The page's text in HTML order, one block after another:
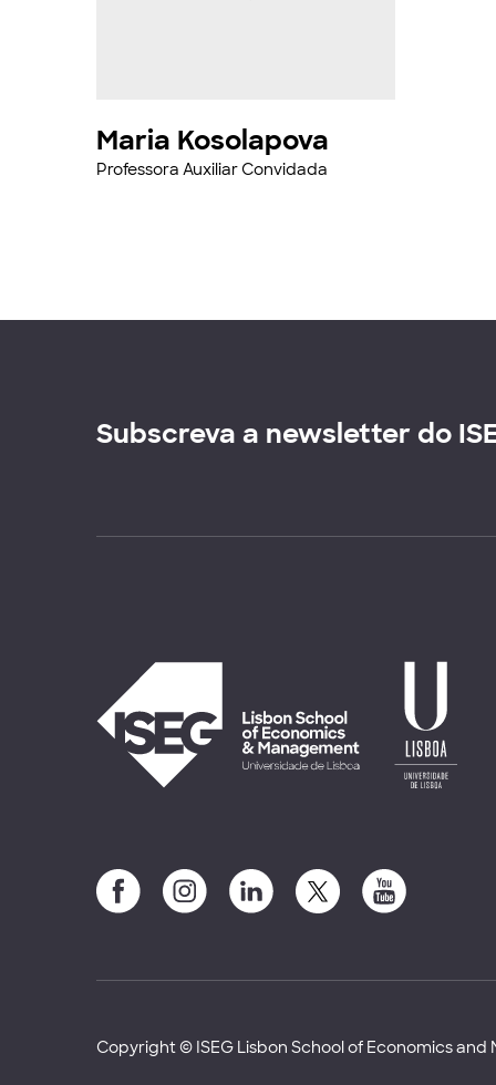
Maria Kosolapova
Professora Auxiliar Convidada
Subscreva a newsletter do
Copyright © ISEG Lisbon School of Economics and